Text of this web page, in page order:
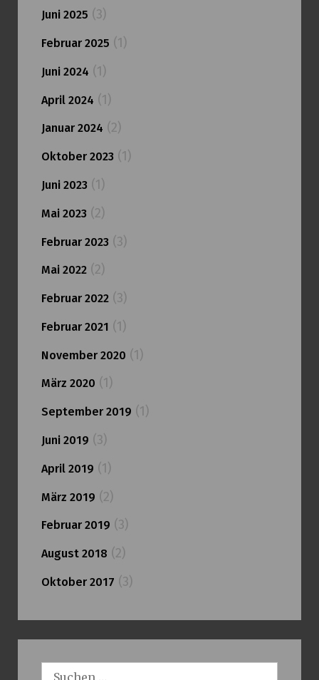
Juni 2025 (3)
Februar 2025 (1)
Juni 2024 (1)
April 2024 (1)
Januar 2024 (2)
Oktober 2023(1)
Juni 2023(1)
Mai 2023(2)
Februar 2023(3)
Mai 2022(2)
Februar 2022(3)
Februar 2021 (1)
November 2020 (1)
März 2020 (1)
September 2019 (1)
Juni 2019 (3)
April 2019 (1)
März 2019 (2)
Februar 2019 (3)
August 2018 (2)
Oktober 2017 (3)
Suchen